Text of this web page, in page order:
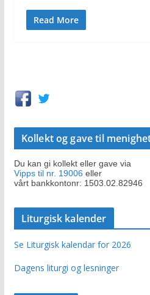
Read More
Kollekt og gave til
Du kan gi kollekt eller gave via
Vipps til nr. 19006 eller
vårt bankkontonr: 1503.02.82946
Liturgisk kalender
Se Liturgisk kalendar for 2026
Dagens liturgi og lesninger